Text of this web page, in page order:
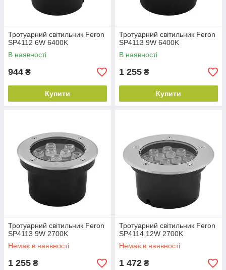
Тротуарний світильник Feron
SP4112 6W 6400K
В наявності
944 ₴
Купити
Тротуарний світильник Feron
SP4113 9W 6400K
В наявності
1 255 ₴
Купити
Тротуарний світильник Feron
SP4113 9W 2700K
Немає в наявності
1 255 ₴
Тротуарний світильник Feron
SP4114 12W 2700K
Немає в наявності
1 472 ₴